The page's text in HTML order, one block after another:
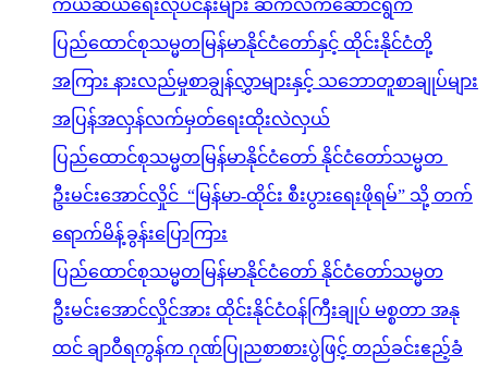
ကယ်ဆယ်ရေးလုပ်ငန်းများ ဆက်လက်ဆောင်ရွက်
ပြည်ထောင်စုသမ္မတမြန်မာနိုင်ငံတော်နှင့် ထိုင်းနိုင်ငံတို့
အကြား နားလည်မှုစာချွန်လွှာများနှင့် သဘောတူစာချုပ်များ
အပြန်အလှန်လက်မှတ်ရေးထိုးလဲလှယ်
ပြည်ထောင်စုသမ္မတမြန်မာနိုင်ငံတော် နိုင်ငံတော်သမ္မတ
ဦးမင်းအောင်လှိုင် “မြန်မာ-ထိုင်း စီးပွားရေးဖိုရမ်” သို့ တက်
ရောက်မိန့်ခွန်းပြောကြား
ပြည်ထောင်စုသမ္မတမြန်မာနိုင်ငံတော် နိုင်ငံတော်သမ္မတ
ဦးမင်းအောင်လှိုင်အား ထိုင်းနိုင်ငံဝန်ကြီးချုပ် မစ္စတာ အနု
ထင် ချာဝီရကွန်က ဂုဏ်ပြုညစာစားပွဲဖြင့် တည်ခင်းဧည့်ခံ